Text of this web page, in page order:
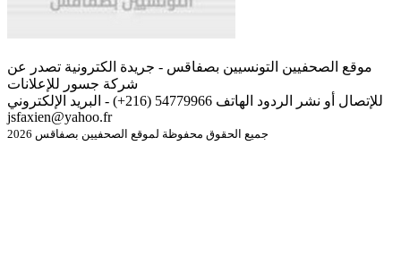
موقع الصحفيين التونسيين بصفاقس - جريدة الكترونية تصدر عن
شركة جسور للإعلانات
للإتصال أو نشر الردود الهاتف 54779966 (216+) - البريد الإلكتروني
jsfaxien@yahoo.fr
جميع الحقوق محفوظة لموقع الصحفيين بصفاقس 2026